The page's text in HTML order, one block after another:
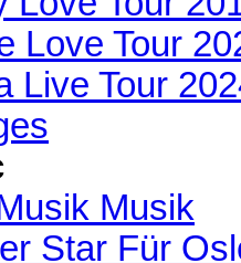
Love Tour
Live Tour
Musik
Star Für